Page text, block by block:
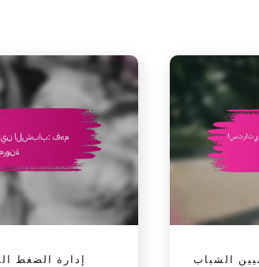
إدارة الضغط الشباب